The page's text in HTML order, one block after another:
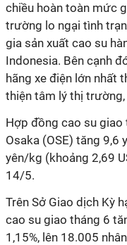
chiều hoàn toàn mức
trường lo ngại tình
gia sản xuất cao su
Indonesia. Bên cạnh
hãng xe điện lớn nhất
thiện tâm lý thị trường,
Hợp đồng cao su
Osaka (OSE) tăng 9,6
yên/kg (khoảng 2,69
14/5.
Trên Sở Giao dịch Kỳ
cao su giao tháng 6
1,15%, lên 18.005